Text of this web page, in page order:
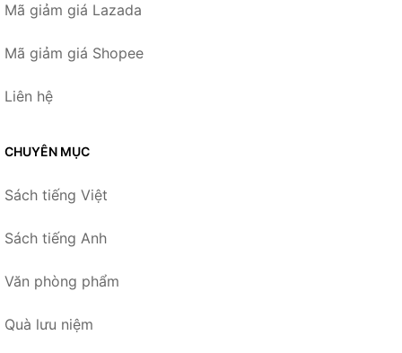
Mã giảm giá Lazada
Mã giảm giá Shopee
Liên hệ
CHUYÊN MỤC
Sách tiếng Việt
Sách tiếng Anh
Văn phòng phẩm
Quà lưu niệm